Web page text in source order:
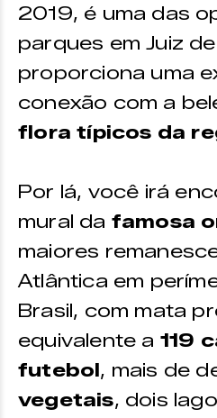
2019, é uma das
parques em Juiz
proporciona uma
conexão com a
flora típicos da
Por lá, você irá
mural da famosa
maiores
Atlântica em
Brasil, com mata
equivalente a 119
futebol, mais de
vegetais, dois